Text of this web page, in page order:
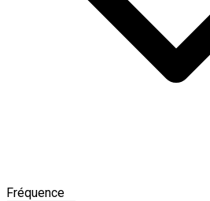
Fréquence